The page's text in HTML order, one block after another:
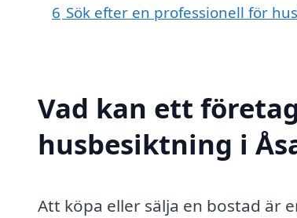
6 Sök efter en professionell för
Vad kan ett
husbesiktning i
Att köpa eller sälja en bostad är